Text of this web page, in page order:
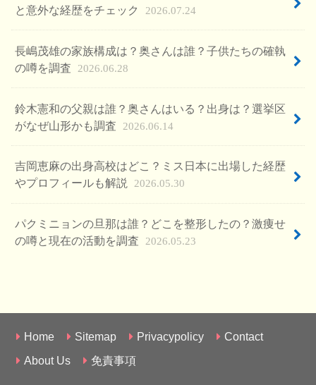
と意外な経歴をチェック
2026.07.24
長嶋茂雄の家族構成は？奥さんは誰？子供たちの確執
の噂を調査
2026.06.28
鈴木憲和の父親は誰？奥さんはいる？出身は？選挙区
がなぜ山形かも調査
2026.06.14
吉岡恵麻の出身高校はどこ？ミス日本に出場した経歴
やプロフィールも解説
2026.05.30
パクミニョンの旦那は誰？どこを整形したの？激痩せ
の噂と現在の活動を調査
2026.05.23
Home Sitemap Privacypolicy
Contact
About Us
免責事項